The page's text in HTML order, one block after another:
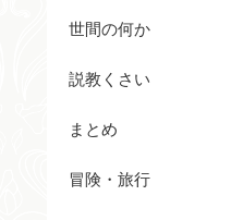
世間の何か
説教くさい
まとめ
冒険・旅行